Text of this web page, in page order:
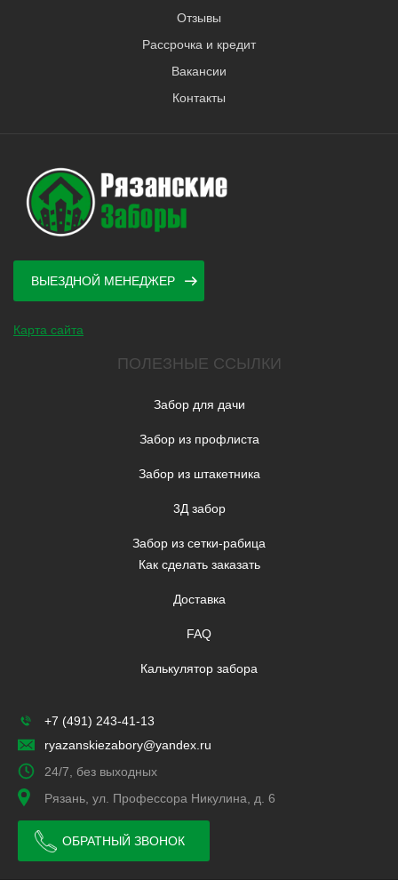
Отзывы
Рассрочка и кредит
Вакансии
Контакты
ВЫЕЗДНОЙ МЕНЕДЖЕР
Карта сайта
ПОЛЕЗНЫЕ ССЫЛКИ
Забор для дачи
Забор из профлиста
Забор из штакетника
3Д забор
Забор из сетки-рабица
Как сделать заказать
Доставка
FAQ
Калькулятор забора
+7 (491) 243-41-13
ryazanskiezabory@yandex.ru
24/7, без выходных
Рязань, ул. Профессора Никулина, д. 6
ОБРАТНЫЙ ЗВОНОК